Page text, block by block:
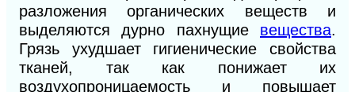
разложения органических веществ и
выделяются дурно пахнущие вещества.
Грязь ухудшает гигиенические свойства
тканей, так как понижает их
воздухопроницаемость и повышает